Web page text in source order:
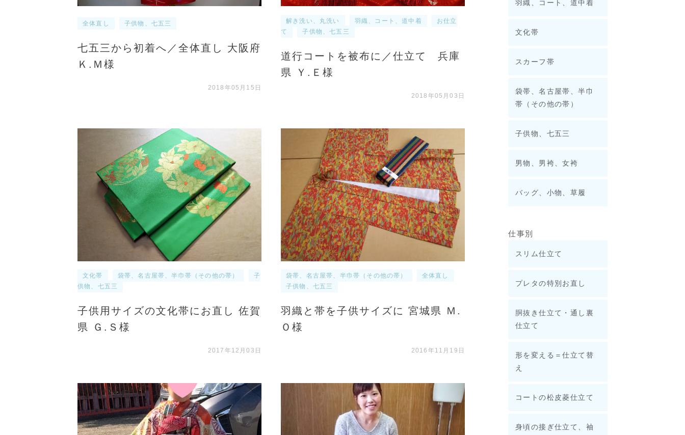
全体直し 子供物、七五三
七五三から初着へ／全体直し 大阪府
Ｋ.Ｍ様
2018年05月15日
解き洗い、丸洗い 羽織、コート、道中着
お仕立
て
子供物、七五三
道行コートを被布に／仕立て 兵庫
県 Ｙ.Ｅ様
2018年05月03日
文化帯 袋帯、名古屋帯、半巾帯（その他の帯）
子
供物、七五三
子供用サイズの文化帯にお直し 佐賀
県 Ｇ.Ｓ様
2017年12月03日
袋帯、名古屋帯、半巾帯（その他の帯）
全体直し
子供物、七五三
羽織と帯を子供サイズに 宮城県 Ｍ.
Ｏ様
2016年11月19日
羽織、コート、道中着
文化帯
スカーフ帯
袋帯、名古屋帯、半巾
帯（その他の帯）
子供物、七五三
男物、男袴、女袴
バッグ、小物、草履
仕事別
スリム仕立て
プレタの特別お直し
胴抜き仕立て・通し裏
仕立て
形を変える＝仕立て替
え
コートの松皮菱仕立て
身頃の接ぎ仕立て、袖